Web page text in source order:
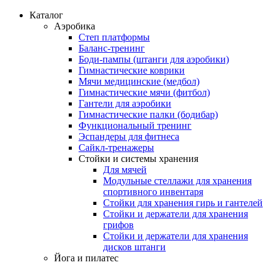
Каталог
Аэробика
Степ платформы
Баланс-тренинг
Боди-пампы (штанги для аэробики)
Гимнастические коврики
Мячи медицинские (медбол)
Гимнастические мячи (фитбол)
Гантели для аэробики
Гимнастические палки (бодибар)
Функциональный тренинг
Эспандеры для фитнеса
Сайкл-тренажеры
Стойки и системы хранения
Для мячей
Модульные стеллажи для хранения
спортивного инвентаря
Стойки для хранения гирь и гантелей
Стойки и держатели для хранения
грифов
Стойки и держатели для хранения
дисков штанги
Йога и пилатес